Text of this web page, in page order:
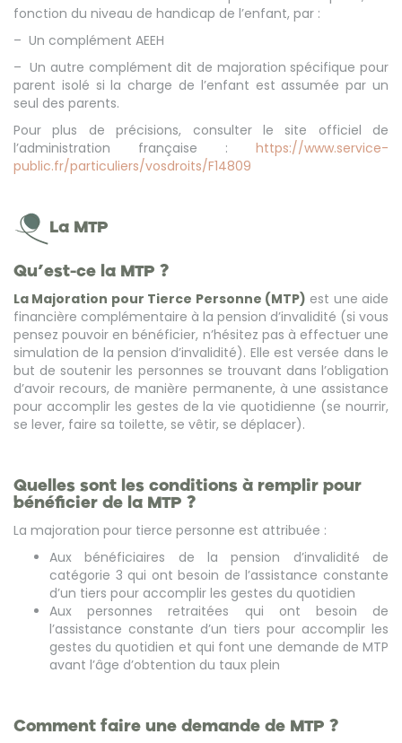
fonction du niveau de handicap de l’enfant, par :
– Un complément AEEH
– Un autre complément dit de majoration spécifique pour
parent isolé si la charge de l’enfant est assumée par un
seul des parents.
Pour plus de précisions, consulter le site officiel de
l’administration française : https://www.service-
public.fr/particuliers/vosdroits/F14809
La MTP
Qu’est-ce la MTP ?
La Majoration pour Tierce Personne (MTP) est une aide
financière complémentaire à la pension d’invalidité (si vous
pensez pouvoir en bénéficier, n’hésitez pas à effectuer une
simulation de la pension d’invalidité). Elle est versée dans le
but de soutenir les personnes se trouvant dans l’obligation
d’avoir recours, de manière permanente, à une assistance
pour accomplir les gestes de la vie quotidienne (se nourrir,
se lever, faire sa toilette, se vêtir, se déplacer).
Quelles sont les conditions à remplir pour
bénéficier de la MTP ?
La majoration pour tierce personne est attribuée :
Aux bénéficiaires de la pension d’invalidité de
catégorie 3 qui ont besoin de l’assistance constante
d’un tiers pour accomplir les gestes du quotidien
Aux personnes retraitées qui ont besoin de
l’assistance constante d’un tiers pour accomplir les
gestes du quotidien et qui font une demande de MTP
avant l’âge d’obtention du taux plein
Comment faire une demande de MTP ?